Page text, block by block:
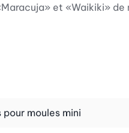
et «Waikiki»
moules mini